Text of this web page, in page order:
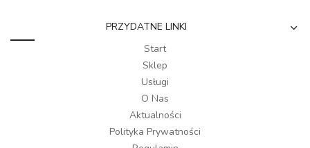
PRZYDATNE LINKI
Start
Sklep
Usługi
O Nas
Aktualności
Polityka Prywatności